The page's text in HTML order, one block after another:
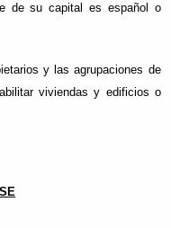
de su capital es español o
y las agrupaciones de
viviendas y edificios o